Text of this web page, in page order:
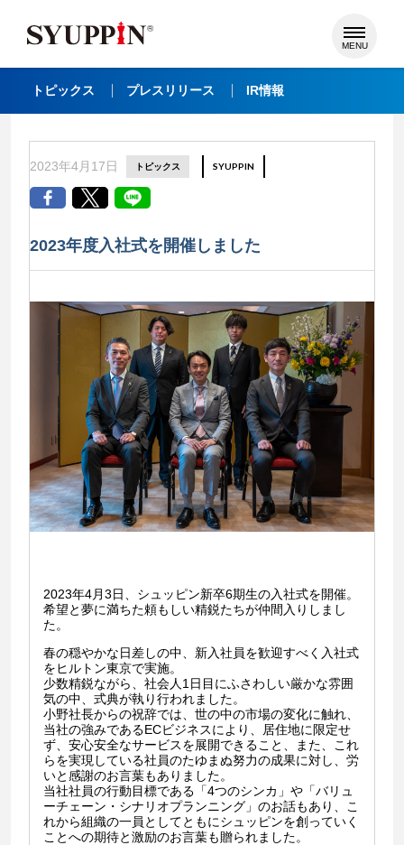
MENU
トピックス プレスリリース IR情報
2023年4月17日 トピックス SYUPPIN
2023年度入社式を開催しました
2023年4月3日、シュッピン新卒6期生の入社式を開催。
希望と夢に満ちた頼もしい精鋭たちが仲間入りしまし
た。
春の穏やかな日差しの中、新入社員を歓迎すべく入社式
をヒルトン東京で実施。
少数精鋭ながら、社会人1日目にふさわしい厳かな雰囲
気の中、式典が執り行われました。
小野社長からの祝辞では、世の中の市場の変化に触れ、
当社の強みであるECビジネスにより、居住地に限定せ
ず、安心安全なサービスを展開できること、また、これ
らを実現している社員のたゆまぬ努力の成果に対し、労
いと感謝のお言葉もありました。
当社社員の行動目標である「4つのシンカ」や「バリュ
ーチェーン・シナリオプランニング」のお話もあり、こ
れから組織の一員としてともにシュッピンを創っていく
ことへの期待と激励のお言葉も贈られました。